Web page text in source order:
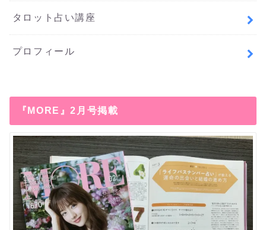
タロット占い講座
プロフィール
『MORE』2月号掲載